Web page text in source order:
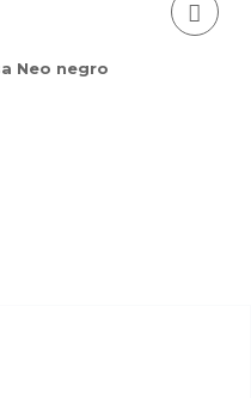
Neo negro